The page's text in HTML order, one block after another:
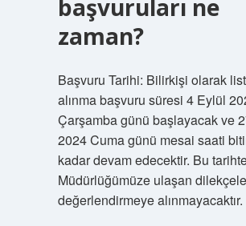
başvuruları ne
zaman?
Başvuru Tarihi: Bilirkişi olarak
alınma başvuru süresi 4 Eylül
Çarşamba günü başlayacak ve
2024 Cuma günü mesai saati
kadar devam edecektir. Bu
Müdürlüğümüze ulaşan
değerlendirmeye alınmayacaktır.